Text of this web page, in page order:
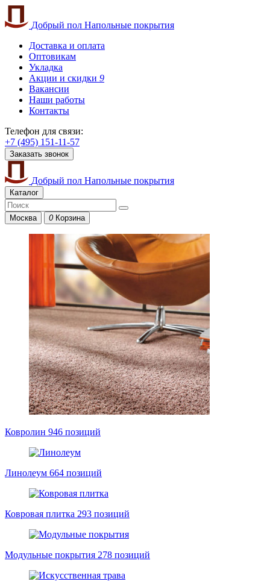
Добрый пол Напольные покрытия
Доставка и оплата
Оптовикам
Укладка
Акции и скидки 9
Вакансии
Наши работы
Контакты
Телефон для связи:
+7 (495) 151-11-57
Заказать звонок
Добрый пол Напольные покрытия
Каталог
Москва 0 Корзина
Ковролин 946 позиций
Линолеум 664 позиций
Ковровая плитка 293 позиций
Модульные покрытия 278 позиций